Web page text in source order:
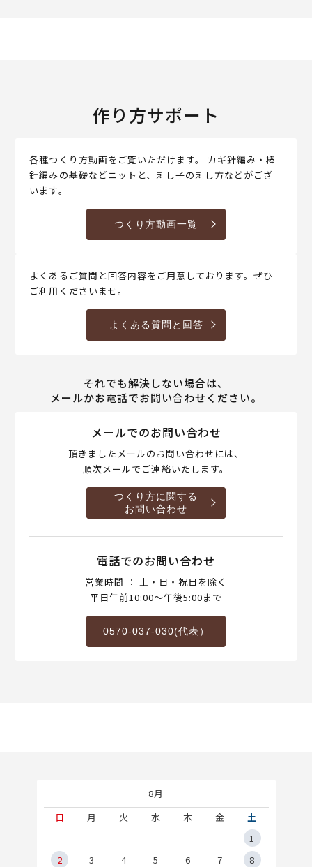
作り方サポート
各種つくり方動画をご覧いただけます。 カギ針編み・棒
針編みの基礎などニットと、刺し子の刺し方などがござ
います。
つくり方動画一覧
よくあるご質問と回答内容をご用意しております。ぜひ
ご利用くださいませ。
よくある質問と回答
それでも解決しない場合は、
メールかお電話でお問い合わせください。
メールでのお問い合わせ
頂きましたメールのお問い合わせには、
順次メールでご連絡いたします。
つくり方に関する
お問い合わせ
電話でのお問い合わせ
営業時間 ： 土・日・祝日を除く
平日午前10:00～午後5:00まで
0570-037-030(代表）
8月
日
月 火 水 木 金
土
1
2
3 4 5 6 7
8